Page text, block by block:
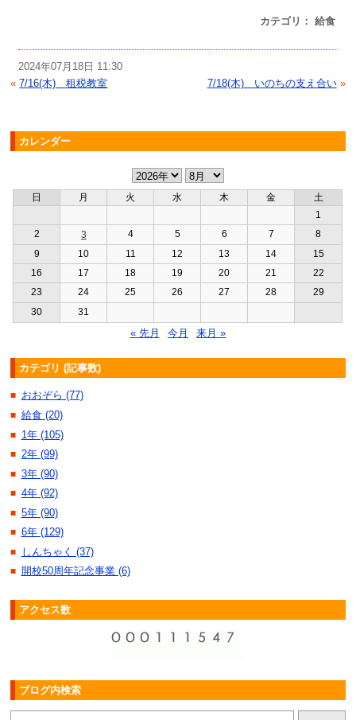
カテゴリ： 給食
2024年07月18日 11:30
« 7/16(木) 租税教室 7/18(木) いのちの支え合い »
カレンダー
日 月 火 水 木 金
土
1
2
3 4 5 6 7
8
9
10 11 12 13 14
15
16
17 18 19 20 21
22
23
24 25 26 27 28
29
30
31
« 先月 今月 来月 »
カテゴリ (記事数)
■ おおぞら (77)
■ 給食 (20)
■ 1年 (105)
■ 2年 (99)
■ 3年 (90)
■ 4年 (92)
■ 5年 (90)
■ 6年 (129)
■ しんちゃく (37)
■ 開校50周年記念事業 (6)
アクセス数
ブログ内検索